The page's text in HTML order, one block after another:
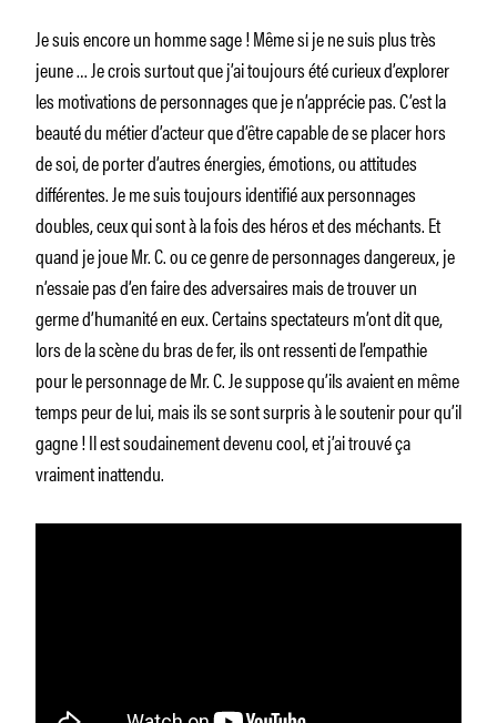
Je suis encore un homme sage ! Même si je ne suis plus très
jeune … Je crois surtout que j’ai toujours été curieux d’explorer
les motivations de personnages que je n’apprécie pas. C’est la
beauté du métier d’acteur que d’être capable de se placer hors
de soi, de porter d’autres énergies, émotions, ou attitudes
différentes. Je me suis toujours identifié aux personnages
doubles, ceux qui sont à la fois des héros et des méchants. Et
quand je joue Mr. C. ou ce genre de personnages dangereux, je
n’essaie pas d’en faire des adversaires mais de trouver un
germe d’humanité en eux. Certains spectateurs m’ont dit que,
lors de la scène du bras de fer, ils ont ressenti de l’empathie
pour le personnage de Mr. C. Je suppose qu’ils avaient en même
temps peur de lui, mais ils se sont surpris à le soutenir pour qu’il
gagne ! Il est soudainement devenu cool, et j’ai trouvé ça
vraiment inattendu.